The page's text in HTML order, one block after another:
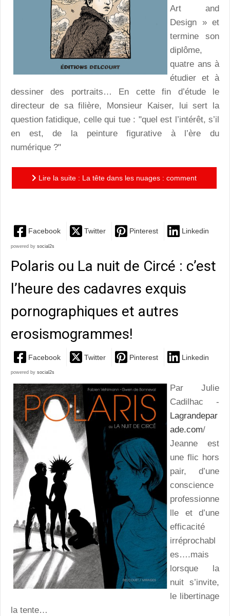
Art and
Design » et
termine son
diplôme,
quatre ans à
étudier et à
dessiner des portraits… En cette fin d’étude le
directeur de sa filière, Monsieur Kaiser, lui sert la
question fatidique, celle qui tue : "quel est l’intérêt, s’il
en est, de la peinture figurative à l’ère du
numérique ?"
Lire la suite : La tête dans les nuages : comment
Facebook Twitter Pinterest Linkedin
powered by social2s
Polaris ou La nuit de Circé : c’est
l’heure des cadavres exquis
pornographiques et autres
erosismogrammes!
Facebook Twitter Pinterest Linkedin
powered by social2s
Par Julie
Cadilhac -
Lagrandepar
ade.com/
Jeanne est
une flic hors
pair, d’une
conscience
professionne
lle et d’une
efficacité
irréprochabl
es….mais
lorsque la
nuit s’invite,
le libertinage
la tente…